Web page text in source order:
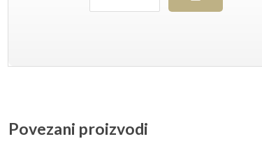
Povezani proizvodi